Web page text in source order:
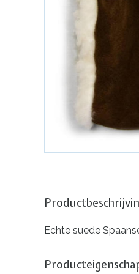
Echte suede